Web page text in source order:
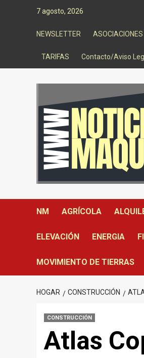
7 agosto, 2026
NEWSLETTER ASOCIACIONES
TARIFAS Contacto/Aviso
NM AGRÍCOLA
ELEVACIÓN ENERGIA
MOVIMIENTO DE TIERRAS
HOGAR CONSTRUCCIÓN
CONSTRUCCIÓN
Atlas